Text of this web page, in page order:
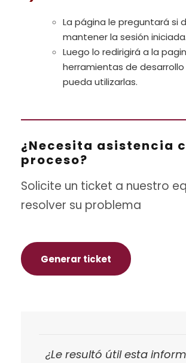
La página le preguntará si
mantener la sesión iniciada.
Luego lo redirigirá a la
herramientas de
pueda utilizarlas.
¿Necesita asistencia
proceso?
Solicite un ticket a nuestro
resolver su problema
Generar ticket
¿Le resultó útil esta